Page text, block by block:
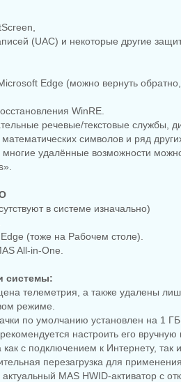
(UAC) и некоторые другие
Edge (можно вернуть
WinRE.
речевые/текстовые службы,
символов и ряд
удалённые возможности
в системе изначально)
(тоже на Рабочем столе).
All-in-One.
системы:
телеметрия, а также удалены
режиме.
по умолчанию установлен на 1
настроить его
как с подключением к Интернету, так
перезагрузка для
MAS HWID-активатор с